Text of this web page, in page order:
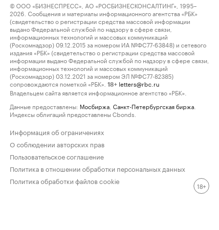
© ООО «БИЗНЕСПРЕСС», АО «РОСБИЗНЕСКОНСАЛТИНГ», 1995–
2026. Сообщения и материалы информационного агентства «РБК»
(свидетельство о регистрации средства массовой информации
выдано Федеральной службой по надзору в сфере связи,
информационных технологий и массовых коммуникаций
(Роскомнадзор) 09.12.2015 за номером ИА №ФС77-63848) и сетевого
издания «РБК» (свидетельство о регистрации средства массовой
информации выдано Федеральной службой по надзору в сфере связи,
информационных технологий и массовых коммуникаций
(Роскомнадзор) 03.12.2021 за номером ЭЛ №ФС77-82385)
сопровождаются пометкой «РБК».
18+ letters@rbc.ru
Владельцем сайта является информационное агентство «РБК».
Данные предоставлены: Мосбиржа Санкт-Петербургская биржа
Индексы облигаций предоставлены Cbonds.
Информация об ограничениях
О соблюдении авторских прав
Пользовательское соглашение
Политика в отношении обработки персональных данных
Политика обработки файлов cookie
18+